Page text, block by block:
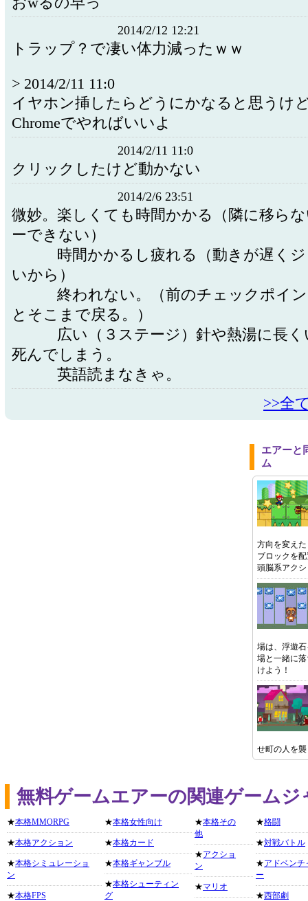
2014/2/12 12:21
トラップ？で凄い体力減ったｗｗ
> 2014/2/11 11:0
イヤホン挿したらどうにかなると思うけ
Chromeでやればいいよ
2014/2/11 11:0
クリックしたけど動かない
2014/2/6 23:51
微妙。楽しくても時間かかる（隣に移ら
ーできない）
時間かかるし疲れる（動きが遅くジ
いから）
終われない。（前のチェックポイン
とそこまで戻る。）
広い（３ステージ）針や熱湯に長く
死んでしまう。
英語読まなきゃ。
>>全
エアーと
ム
方向を変え
ブロックを
頭脳系アク
場は、浮遊
場と一緒に
けよう！
せ町の人を
無料ゲームエアーの関連ゲームジ
★本格MMORPG
★本格アクション
★本格シミュレーショ
ン
★本格FPS
★本格女性向け
★本格カード
★本格ギャンブル
★本格シューティン
グ
★本格その
他
★アクショ
ン
★マリオ
★格闘
★対戦バトル
★アドベンチ
ー
★西部劇